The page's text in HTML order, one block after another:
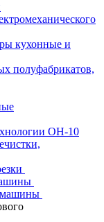
кухонные и
полуфабрикатов,
ОН-10
машины